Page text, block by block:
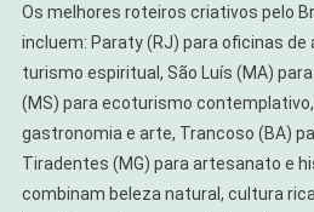
Os melhores roteiros criativos pelo
incluem: Paraty (RJ) para oficinas de
turismo espiritual, São Luís (MA)
(MS) para ecoturismo contemplativo,
gastronomia e arte, Trancoso (BA)
Tiradentes (MG) para artesanato e
combinam beleza natural, cultura